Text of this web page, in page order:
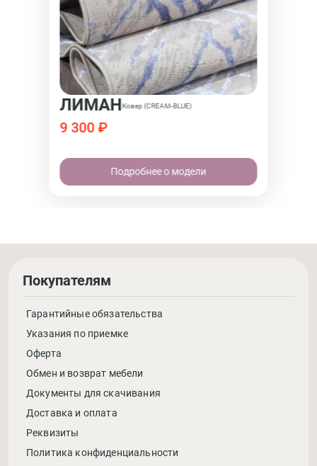
ЛИМАНКовер (CREAM-BLUE)
9 300 ₽
Подробнее о модели
Покупателям
Гарантийные обязательства
Указания по приемке
Оферта
Обмен и возврат мебели
Документы для скачивания
Доставка и оплата
Реквизиты
Политика конфиденциальности